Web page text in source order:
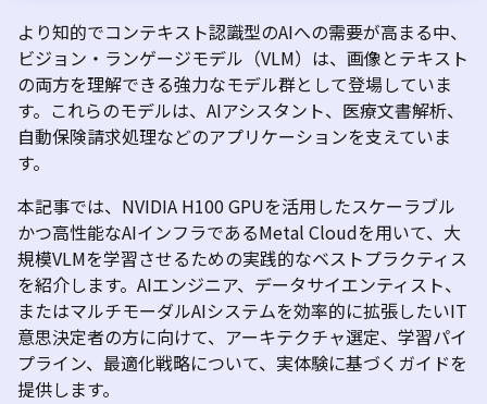
より知的でコンテキスト認識型のAIへの需要が高まる中、
ビジョン・ランゲージモデル（VLM）は、画像とテキスト
の両方を理解できる強力なモデル群として登場していま
す。これらのモデルは、 AIアシスタント、医療文書解析、
自動保険請求処理などのアプリケーションを支えていま
す。
本記事では、 NVIDIA H100 GPUを活用したスケーラブル
かつ高性能なAIインフラであるMetal Cloudを用いて、大
規模VLMを学習させるための実践的なベストプラクティス
を紹介します。 AIエンジニア、データサイエンティスト、
またはマルチモーダルAIシステムを効率的に拡張したいIT
意思決定者の方に向けて、アーキテクチャ選定、学習パイ
プライン、最適化戦略について、実体験に基づくガイドを
提供します。